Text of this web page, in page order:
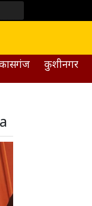
कुशीनगर